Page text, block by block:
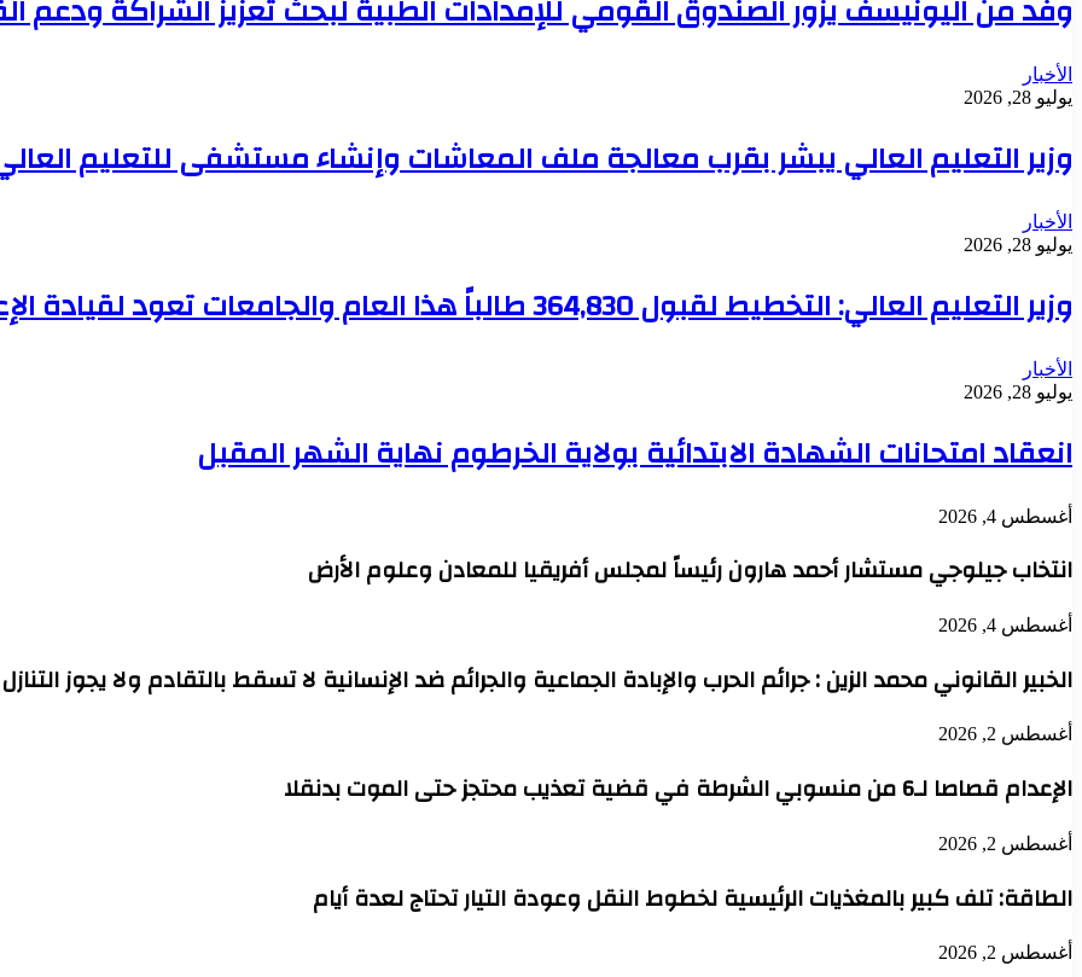
وفد من اليونيسف يزور الصندوق القومي للإمدادات الطبية لبحث تعزيز الشراكة ودعم
الأخبار
يوليو 28, 2026
وزير التعليم العالي يبشر بقرب معالجة ملف المعاشات وإنشاء مستشفى للتعليم
الأخبار
يوليو 28, 2026
وزير التعليم العالي: التخطيط لقبول 364,830 طالباً هذا العام والجامعات تعود لقيادة الإعمار
الأخبار
يوليو 28, 2026
انعقاد امتحانات الشهادة الابتدائية بولاية الخرطوم نهاية الشهر المقبل
أغسطس 4, 2026
انتخاب جيلوجي مستشار أحمد هارون رئيساً لمجلس أفريقيا للمعادن وعلوم الأرض
أغسطس 4, 2026
الخبير القانوني محمد الزين : جرائم الحرب والإبادة الجماعية والجرائم ضد الإنسانية لا تسقط بالتقادم ولا يجوز
أغسطس 2, 2026
الإعدام قصاصا لـ6 من منسوبي الشرطة في قضية تعذيب محتجز حتى الموت بدنقلا
أغسطس 2, 2026
الطاقة: تلف كبير بالمغذيات الرئيسية لخطوط النقل وعودة التيار تحتاج لعدة أيام
أغسطس 2, 2026